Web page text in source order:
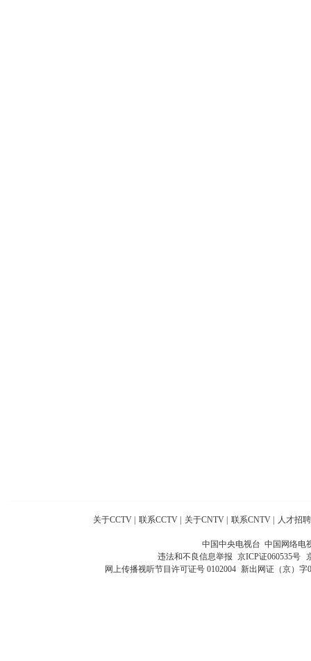
关于CCTV 联系CCTV 关于CNTV 联系CNTV 人才招聘
中国中央电视台 中国网络电
违法和不良信息举报 京ICP证060535号
网上传播视听节目许可证号 0102004 新出网证（京）